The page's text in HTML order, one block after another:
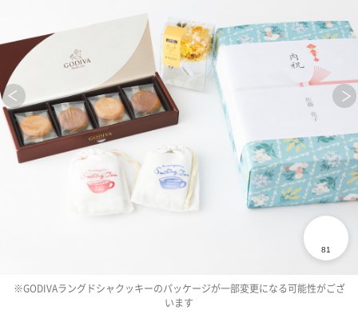
※GODIVAラングドシャクッキーのパッケージが一部変更になる可能性がござ
います